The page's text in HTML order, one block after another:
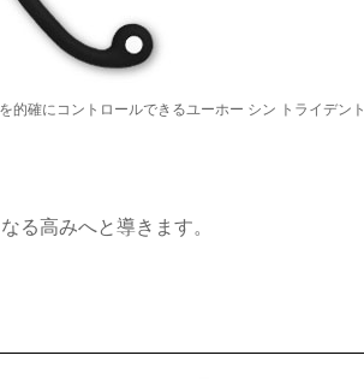
的確にコントロールできるユーホー シン トライデント
る高みへと導きます。